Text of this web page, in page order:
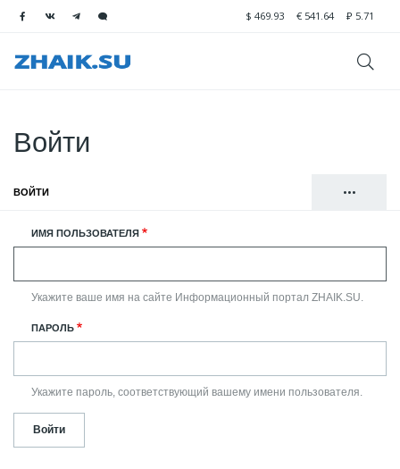
$ 469.93 € 541.64 ₽ 5.71
Войти
•••
вкладки
ВОЙТИ
РЕГИСТРАЦИЯ
ИМЯ ПОЛЬЗОВАТЕЛЯ
Укажите ваше имя на сайте Информационный портал ZHAIK.SU.
ПАРОЛЬ
Укажите пароль, соответствующий вашему имени пользователя.